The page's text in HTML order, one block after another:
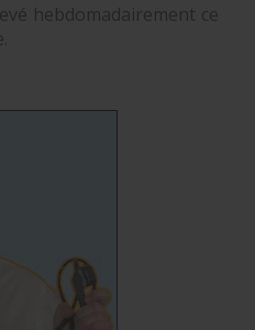
hebdomadairement ce